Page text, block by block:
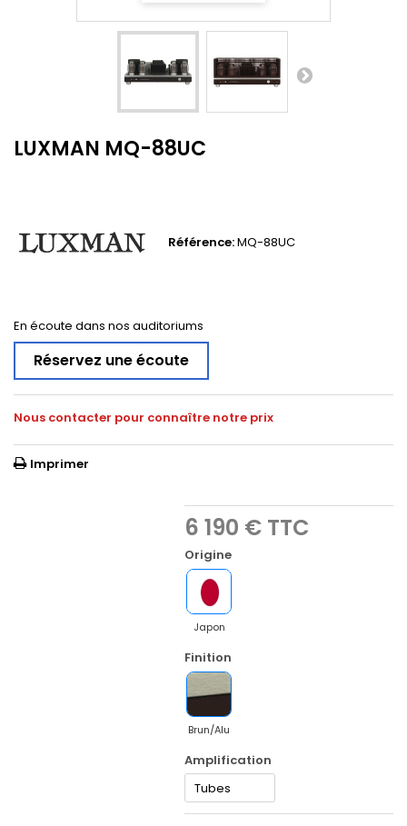
LUXMAN MQ-88UC
Référence:MQ-88UC
En écoute dans nos auditoriums
Réservez une écoute
Nous contacter pour connaître notre prix
Imprimer
6 190 € TTC
Origine
Japon
Finition
Brun/Alu
Amplification